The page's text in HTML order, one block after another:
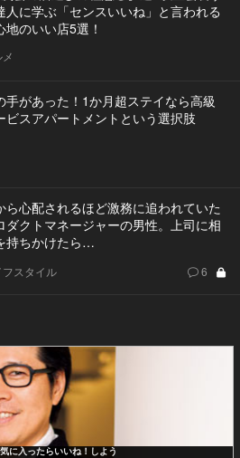
人に学ぶ「センスいいね」と言われる
地のいい店5選！
手があった！1か月超ステイなら高級
ビスアパートメントという選択肢
ら心配されるほど激務に追われていた
ダクトマネージャーの男性。上司に相
持ちかけたら…
フスタイル 6
に入ったらいいね！しよう